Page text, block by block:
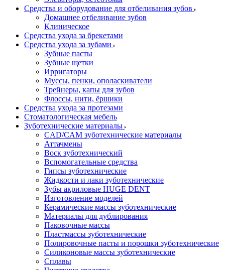
Средства и оборудование для отбеливания зубов
Домашнее отбеливание зубов
Клиническое
Средства ухода за брекетами
Средства ухода за зубами
Зубные пасты
Зубные щетки
Ирригаторы
Муссы, пенки, ополаскиватели
Трейнеры, капы для зубов
Флоссы, нити, ёршики
Средства ухода за протезами
Стоматологическая мебель
Зуботехнические материалы
CAD/CAM зуботехнические материалы
Аттачмены
Воск зуботехнический
Вспомогательные средства
Гипсы зуботехнические
Жидкости и лаки зуботехнические
Зубы акриловые HUGE DENT
Изготовление моделей
Керамические массы зуботехнические
Материалы для дублирования
Паковочные массы
Пластмассы зуботехнические
Полировочные пасты и порошки зуботехнические
Силиконовые массы зуботехнические
Сплавы